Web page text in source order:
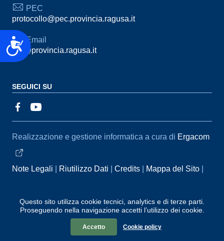
Accessibilità
Questo sito utilizza cookie tecnici, analytics e di terze parti.
Proseguendo nella navigazione accetti l’utilizzo dei cookie.
Accetto Cookie policy
PEC
protocollo@pec.provincia.ragusa.it
Email
urp@provincia.ragusa.it
SEGUICI SU
Sezione Link Utili
Realizzazione e gestione informatica a cura di Ergacom
Note Legali Riutilizzo Dati Credits
Mappa del Sito
Segnalazioni
Statistiche accessi
Dichiarazione di
Accessibilità